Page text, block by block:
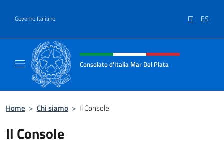
Governo Italiano IT ES
Intestazione sito, social e menù
Consolato d'Italia Mar Del Plata
Home > Chi siamo > Il Console
Il Console